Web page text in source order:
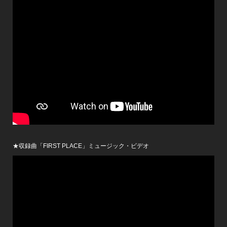
★収録曲「FIRST PLACE」ミュージック・ビデオ